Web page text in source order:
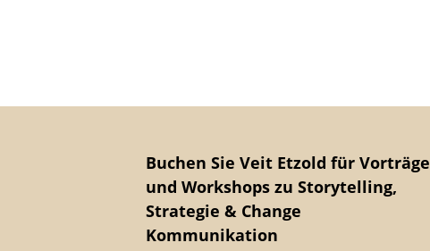
Buchen Sie Veit Etzold für Vorträge
und Workshops zu Storytelling,
Strategie & Change
Kommunikation